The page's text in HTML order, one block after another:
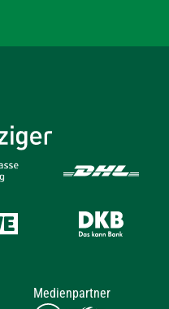
Medienpartner